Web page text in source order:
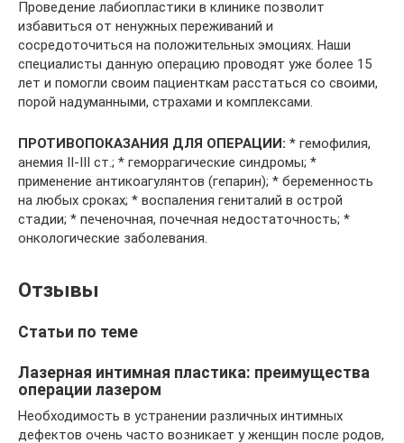
Проведение лабиопластики в клинике позволит
избавиться от ненужных переживаний и
сосредоточиться на положительных эмоциях. Наши
специалисты данную операцию проводят уже более 15
лет и помогли своим пациенткам расстаться со своими,
порой надуманными, страхами и комплексами.
ПРОТИВОПОКАЗАНИЯ ДЛЯ ОПЕРАЦИИ: * гемофилия,
анемия II-III ст.; * геморрагические синдромы; *
применение антикоагулянтов (гепарин); * беременность
на любых сроках; * воспаления гениталий в острой
стадии; * печеночная, почечная недостаточность; *
онкологические заболевания.
Отзывы
Статьи по теме
Лазерная интимная пластика: преимущества
операции лазером
Необходимость в устранении различных интимных
дефектов очень часто возникает у женщин после родов,